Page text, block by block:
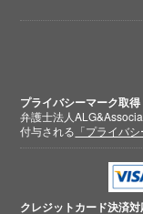
プライバシーマーク取得
弁護士法人
付与される 「プライバ
クレジットカード決済対